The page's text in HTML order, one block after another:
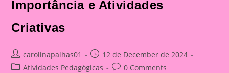
Importância e Atividades
Criativas
Post
author:
carolinapalhas01
Post
published:
12 de December de 2024
PostAtividades Pedagógicas
Post0 Comments